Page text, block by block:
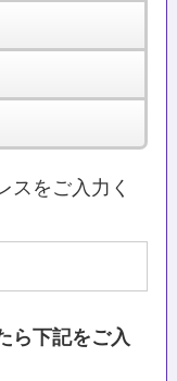
スをご入力く
ら下記をご入